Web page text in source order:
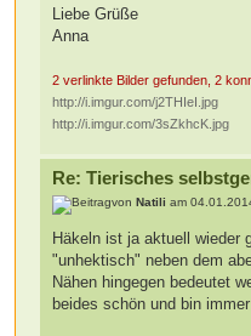
Liebe Grüße
Anna
2 verlinkte Bilder gefunden, 2
http://i.imgur.com/j2THIeI.jpg
http://i.imgur.com/3sZkhcK.jpg
Re: Tierisches
vonNatili am
Häkeln ist ja aktuell wieder
"unhektisch" neben dem
Nähen hingegen bedeutet
beides schön und bin